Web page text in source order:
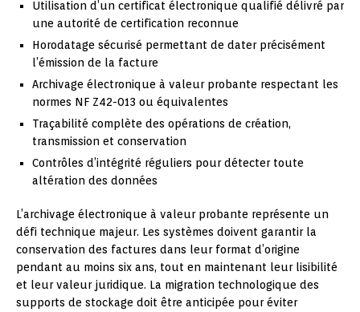
Utilisation d’un certificat électronique qualifié délivré par
une autorité de certification reconnue
Horodatage sécurisé permettant de dater précisément
l’émission de la facture
Archivage électronique à valeur probante respectant les
normes NF Z42-013 ou équivalentes
Traçabilité complète des opérations de création,
transmission et conservation
Contrôles d’intégrité réguliers pour détecter toute
altération des données
L’archivage électronique à valeur probante représente un
défi technique majeur. Les systèmes doivent garantir la
conservation des factures dans leur format d’origine
pendant au moins six ans, tout en maintenant leur lisibilité
et leur valeur juridique. La migration technologique des
supports de stockage doit être anticipée pour éviter